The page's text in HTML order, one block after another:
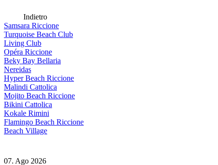
Indietro
Samsara Riccione
Turquoise Beach Club
Living Club
Opéra Riccione
Beky Bay Bellaria
Nereidas
Hyper Beach Riccione
Malindi Cattolica
Mojito Beach Riccione
Bikini Cattolica
Kokale Rimini
Flamingo Beach Riccione
Beach Village
07. Ago 2026